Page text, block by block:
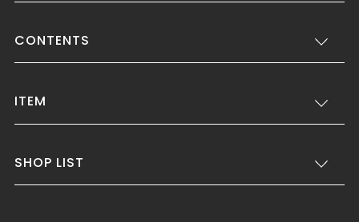
CONTENTS
ITEM
SHOP LIST